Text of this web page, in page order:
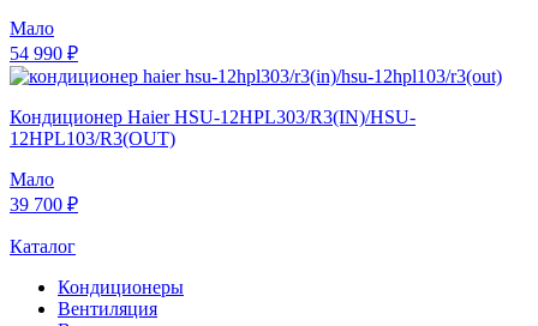
Мало
54 990 ₽
Кондиционер Haier HSU-12HPL303/R3(IN)/HSU-
12HPL103/R3(OUT)
Мало
39 700 ₽
Каталог
Кондиционеры
Вентиляция